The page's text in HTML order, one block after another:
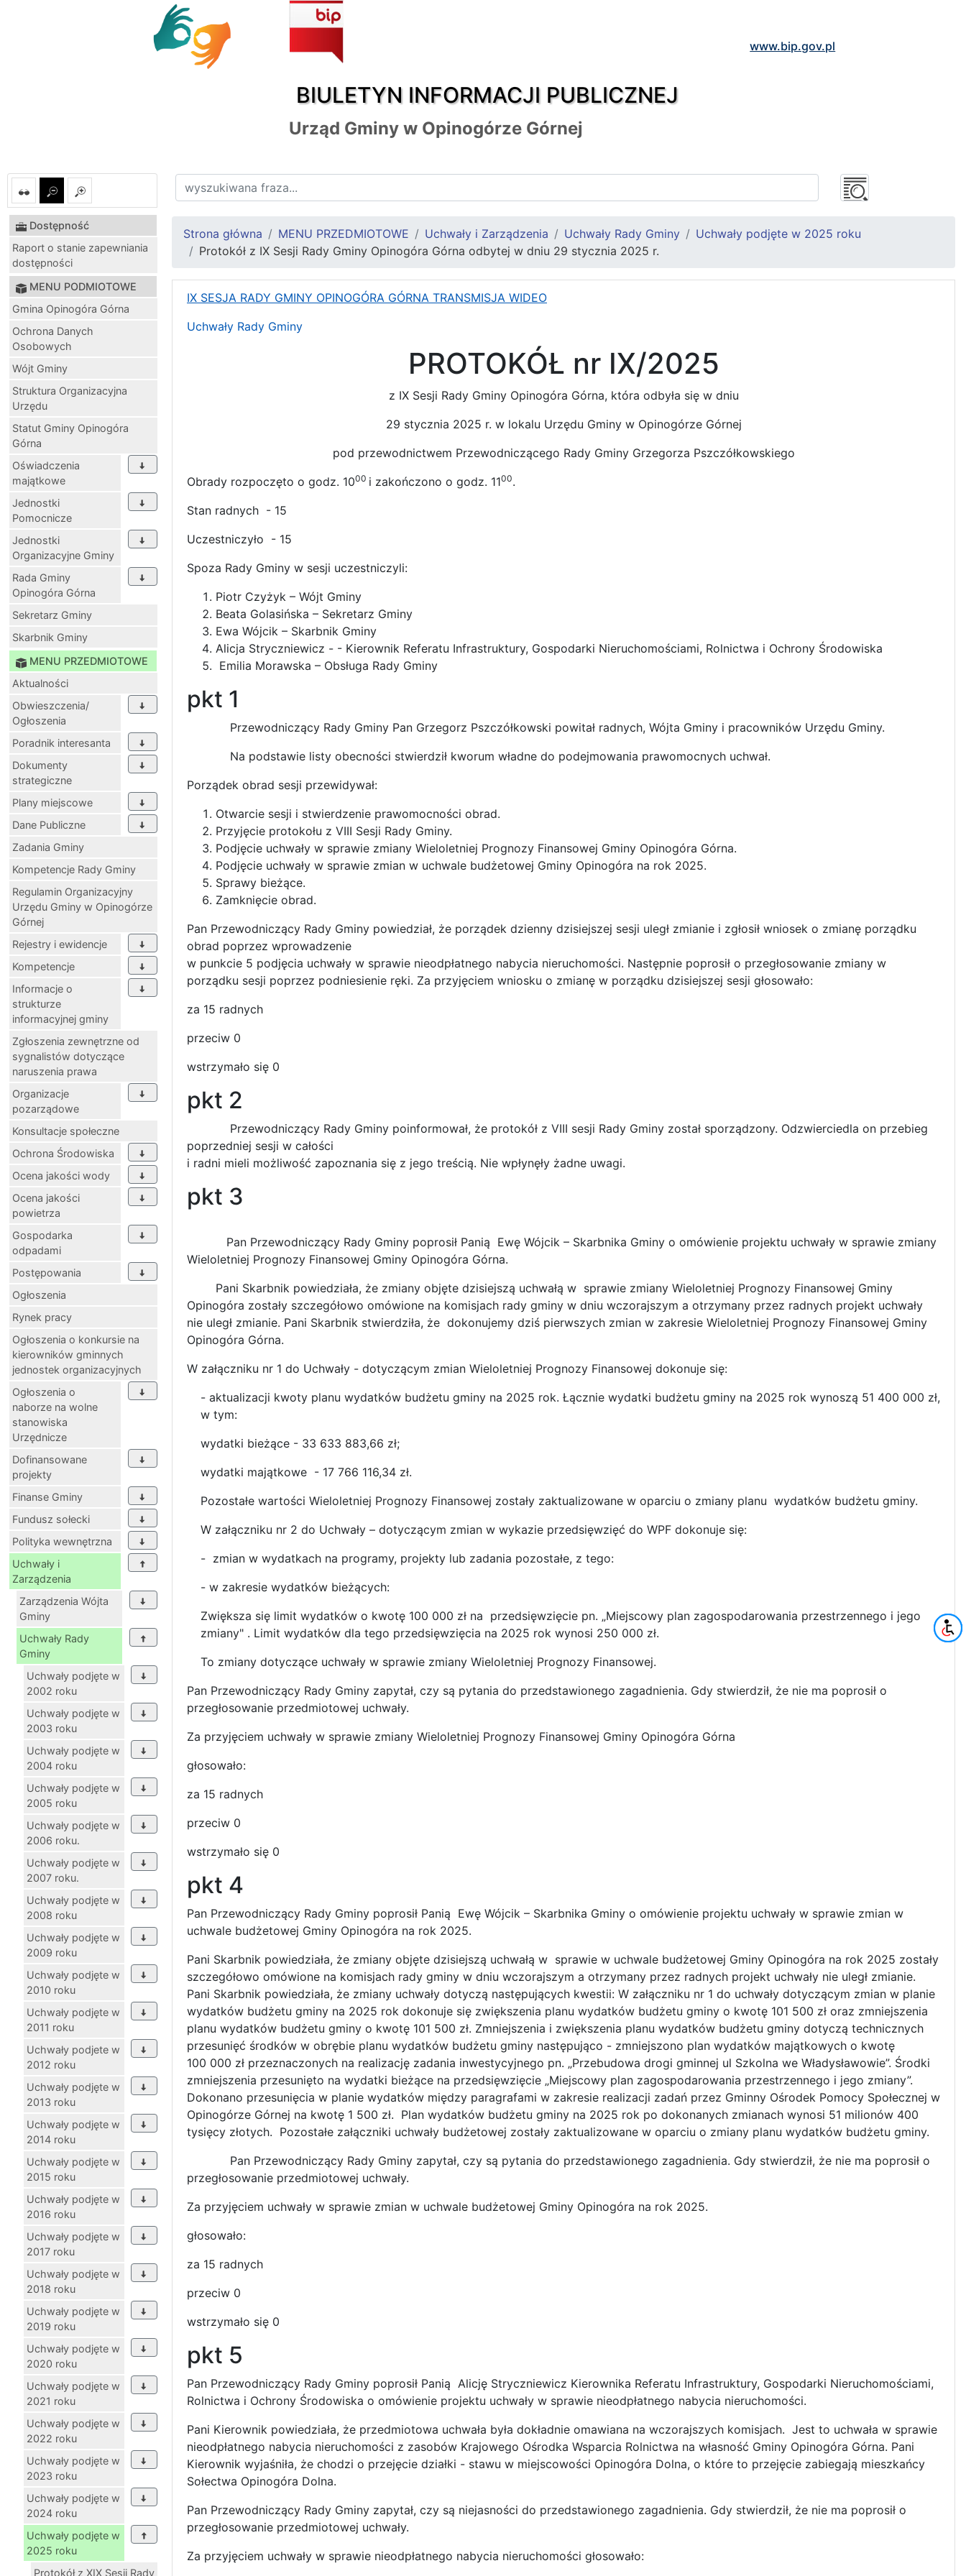
BIULETYN INFORMACJI PUBLICZNEJ
www.bip.gov.pl
Urząd Gminy w Opinogórze Górnej
Dostępność
Raport o stanie zapewniania
dostępności
MENU PODMIOTOWE
Gmina Opinogóra Górna
Ochrona Danych
Osobowych
Wójt Gminy
Struktura Organizacyjna
Urzędu
Statut Gminy Opinogóra
Górna
Oświadczenia
majątkowe
Jednostki
Pomocnicze
Jednostki
Organizacyjne Gminy
Rada Gminy
Opinogóra Górna
Sekretarz Gminy
Skarbnik Gminy
MENU PRZEDMIOTOWE
Aktualności
Obwieszczenia/
Ogłoszenia
Poradnik interesanta
Dokumenty
strategiczne
Plany miejscowe
Dane Publiczne
Zadania Gminy
Kompetencje Rady Gminy
Regulamin Organizacyjny
Urzędu Gminy w Opinogórze
Górnej
Rejestry i ewidencje
Kompetencje
Informacje o
strukturze
informacyjnej gminy
Zgłoszenia zewnętrzne od
sygnalistów dotyczące
naruszenia prawa
Organizacje
pozarządowe
Konsultacje społeczne
Ochrona Środowiska
Ocena jakości wody
Ocena jakości
powietrza
Gospodarka
odpadami
Postępowania
Ogłoszenia
Rynek pracy
Ogłoszenia o konkursie na
kierowników gminnych
jednostek organizacyjnych
Ogłoszenia o
naborze na wolne
stanowiska
Urzędnicze
Dofinansowane
projekty
Finanse Gminy
Fundusz sołecki
Polityka wewnętrzna
Uchwały i
Zarządzenia
Zarządzenia Wójta
Gminy
Uchwały Rady
Gminy
Uchwały podjęte w
2002 roku
Uchwały podjęte w
2003 roku
Uchwały podjęte w
2004 roku
Uchwały podjęte w
2005 roku
Uchwały podjęte w
2006 roku.
Uchwały podjęte w
2007 roku.
Uchwały podjęte w
2008 roku
Uchwały podjęte w
2009 roku
Uchwały podjęte w
2010 roku
Uchwały podjęte w
2011 roku
Uchwały podjete w
2012 roku
Uchwały podjęte w
2013 roku
Uchwały podjęte w
2014 roku
Uchwały podjęte w
2015 roku
Uchwały podjęte w
2016 roku
Uchwały podjęte w
2017 roku
Uchwały podjęte w
2018 roku
Uchwały podjęte w
2019 roku
Uchwały podjęte w
2020 roku
Uchwały podjęte w
2021 roku
Uchwały podjęte w
2022 roku
Uchwały podjęte w
2023 roku
Uchwały podjęte w
2024 roku
Uchwały podjęte w
2025 roku
Protokół z XIX Sesji Rady
Strona główna MENU PRZEDMIOTOWE Uchwały i Zarządzenia Uchwały Rady Gminy
Uchwały podjęte w 2025 roku
Protokół z IX Sesji Rady Gminy Opinogóra Górna odbytej w dniu 29 stycznia 2025 r.
IX SESJA RADY GMINY OPINOGÓRA GÓRNA TRANSMISJA WIDEO
Uchwały Rady Gminy
PROTOKÓŁ nr IX/2025
z IX Sesji Rady Gminy Opinogóra Górna, która odbyła się w dniu
29 stycznia 2025 r. w lokalu Urzędu Gminy w Opinogórze Górnej
pod przewodnictwem Przewodniczącego Rady Gminy Grzegorza Pszczółkowskiego
Obrady rozpoczęto o godz. 1000 i zakończono o godz. 1100.
Stan radnych - 15
Uczestniczyło - 15
Spoza Rady Gminy w sesji uczestniczyli:
Piotr Czyżyk – Wójt Gminy
Beata Golasińska – Sekretarz Gminy
Ewa Wójcik – Skarbnik Gminy
Alicja Stryczniewicz - - Kierownik Referatu Infrastruktury, Gospodarki Nieruchomościami, Rolnictwa i Ochrony Środowiska
Emilia Morawska – Obsługa Rady Gminy
pkt 1
Przewodniczący Rady Gminy Pan Grzegorz Pszczółkowski powitał radnych, Wójta Gminy i pracowników Urzędu Gminy.
Na podstawie listy obecności stwierdził kworum władne do podejmowania prawomocnych uchwał.
Porządek obrad sesji przewidywał:
Otwarcie sesji i stwierdzenie prawomocności obrad.
Przyjęcie protokołu z VIII Sesji Rady Gminy.
Podjęcie uchwały w sprawie zmiany Wieloletniej Prognozy Finansowej Gminy Opinogóra Górna.
Podjęcie uchwały w sprawie zmian w uchwale budżetowej Gminy Opinogóra na rok 2025.
Sprawy bieżące.
Zamknięcie obrad.
Pan Przewodniczący Rady Gminy powiedział, że porządek dzienny dzisiejszej sesji uległ zmianie i zgłosił wniosek o zmianę porządku
obrad poprzez wprowadzenie
w punkcie 5 podjęcia uchwały w sprawie nieodpłatnego nabycia nieruchomości. Następnie poprosił o przegłosowanie zmiany w
porządku sesji poprzez podniesienie ręki. Za przyjęciem wniosku o zmianę w porządku dzisiejszej sesji głosowało:
za 15 radnych
przeciw 0
wstrzymało się 0
pkt 2
Przewodniczący Rady Gminy poinformował, że protokół z VIII sesji Rady Gminy został sporządzony. Odzwierciedla on przebieg
poprzedniej sesji w całości
i radni mieli możliwość zapoznania się z jego treścią. Nie wpłynęły żadne uwagi.
pkt 3
Pan Przewodniczący Rady Gminy poprosił Panią Ewę Wójcik – Skarbnika Gminy o omówienie projektu uchwały w sprawie zmiany
Wieloletniej Prognozy Finansowej Gminy Opinogóra Górna.
Pani Skarbnik powiedziała, że zmiany objęte dzisiejszą uchwałą w sprawie zmiany Wieloletniej Prognozy Finansowej Gminy
Opinogóra zostały szczegółowo omówione na komisjach rady gminy w dniu wczorajszym a otrzymany przez radnych projekt uchwały
nie uległ zmianie. Pani Skarbnik stwierdziła, że dokonujemy dziś pierwszych zmian w zakresie Wieloletniej Prognozy Finansowej Gminy
Opinogóra Górna.
W załączniku nr 1 do Uchwały - dotyczącym zmian Wieloletniej Prognozy Finansowej dokonuje się:
- aktualizacji kwoty planu wydatków budżetu gminy na 2025 rok. Łącznie wydatki budżetu gminy na 2025 rok wynoszą 51 400 000 zł,
w tym:
wydatki bieżące - 33 633 883,66 zł;
wydatki majątkowe - 17 766 116,34 zł.
Pozostałe wartości Wieloletniej Prognozy Finansowej zostały zaktualizowane w oparciu o zmiany planu wydatków budżetu gminy.
W załączniku nr 2 do Uchwały – dotyczącym zmian w wykazie przedsięwzięć do WPF dokonuje się:
- zmian w wydatkach na programy, projekty lub zadania pozostałe, z tego:
- w zakresie wydatków bieżących:
Zwiększa się limit wydatków o kwotę 100 000 zł na przedsięwzięcie pn. „Miejscowy plan zagospodarowania przestrzennego i jego
zmiany" . Limit wydatków dla tego przedsięwzięcia na 2025 rok wynosi 250 000 zł.
To zmiany dotyczące uchwały w sprawie zmiany Wieloletniej Prognozy Finansowej.
Pan Przewodniczący Rady Gminy zapytał, czy są pytania do przedstawionego zagadnienia. Gdy stwierdził, że nie ma poprosił o
przegłosowanie przedmiotowej uchwały.
Za przyjęciem uchwały w sprawie zmiany Wieloletniej Prognozy Finansowej Gminy Opinogóra Górna
głosowało:
za 15 radnych
przeciw 0
wstrzymało się 0
pkt 4
Pan Przewodniczący Rady Gminy poprosił Panią Ewę Wójcik – Skarbnika Gminy o omówienie projektu uchwały w sprawie zmian w
uchwale budżetowej Gminy Opinogóra na rok 2025.
Pani Skarbnik powiedziała, że zmiany objęte dzisiejszą uchwałą w sprawie w uchwale budżetowej Gminy Opinogóra na rok 2025 zostały
szczegółowo omówione na komisjach rady gminy w dniu wczorajszym a otrzymany przez radnych projekt uchwały nie uległ zmianie.
Pani Skarbnik powiedziała, że zmiany uchwały dotyczą następujących kwestii: W załączniku nr 1 do uchwały dotyczącym zmian w planie
wydatków budżetu gminy na 2025 rok dokonuje się zwiększenia planu wydatków budżetu gminy o kwotę 101 500 zł oraz zmniejszenia
planu wydatków budżetu gminy o kwotę 101 500 zł. Zmniejszenia i zwiększenia planu wydatków budżetu gminy dotyczą technicznych
przesunięć środków w obrębie planu wydatków budżetu gminy następująco - zmniejszono plan wydatków majątkowych o kwotę
100 000 zł przeznaczonych na realizację zadania inwestycyjnego pn. „Przebudowa drogi gminnej ul Szkolna we Władysławowie”. Środki
zmniejszenia przesunięto na wydatki bieżące na przedsięwzięcie „Miejscowy plan zagospodarowania przestrzennego i jego zmiany”.
Dokonano przesunięcia w planie wydatków między paragrafami w zakresie realizacji zadań przez Gminny Ośrodek Pomocy Społecznej w
Opinogórze Górnej na kwotę 1 500 zł. Plan wydatków budżetu gminy na 2025 rok po dokonanych zmianach wynosi 51 milionów 400
tysięcy złotych. Pozostałe załączniki uchwały budżetowej zostały zaktualizowane w oparciu o zmiany planu wydatków budżetu gminy.
Pan Przewodniczący Rady Gminy zapytał, czy są pytania do przedstawionego zagadnienia. Gdy stwierdził, że nie ma poprosił o
przegłosowanie przedmiotowej uchwały.
Za przyjęciem uchwały w sprawie zmian w uchwale budżetowej Gminy Opinogóra na rok 2025.
głosowało:
za 15 radnych
przeciw 0
wstrzymało się 0
pkt 5
Pan Przewodniczący Rady Gminy poprosił Panią Alicję Stryczniewicz Kierownika Referatu Infrastruktury, Gospodarki Nieruchomościami,
Rolnictwa i Ochrony Środowiska o omówienie projektu uchwały w sprawie nieodpłatnego nabycia nieruchomości.
Pani Kierownik powiedziała, że przedmiotowa uchwała była dokładnie omawiana na wczorajszych komisjach. Jest to uchwała w sprawie
nieodpłatnego nabycia nieruchomości z zasobów Krajowego Ośrodka Wsparcia Rolnictwa na własność Gminy Opinogóra Górna. Pani
Kierownik wyjaśniła, że chodzi o przejęcie działki - stawu w miejscowości Opinogóra Dolna, o które to przejęcie zabiegają mieszkańcy
Sołectwa Opinogóra Dolna.
Pan Przewodniczący Rady Gminy zapytał, czy są niejasności do przedstawionego zagadnienia. Gdy stwierdził, że nie ma poprosił o
przegłosowanie przedmiotowej uchwały.
Za przyjęciem uchwały w sprawie nieodpłatnego nabycia nieruchomości głosowało: